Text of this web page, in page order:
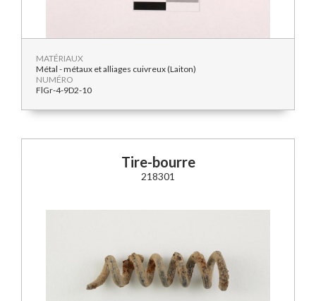
MATÉRIAUX
Métal - métaux et alliages cuivreux (Laiton)
NUMÉRO
FlGr-4-9D2-10
Tire-bourre
218301